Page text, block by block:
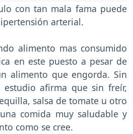
con tan mala fama puede
arterial.
alimento mas consumido
en este puesto a pesar de
alimento que engorda. Sin
afirma que sin freír,
salsa de tomate u otro
comida muy saludable y
como se cree.